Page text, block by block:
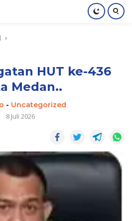
HUT ke-436
Medan..
- Uncategorized
8 Juli 2026